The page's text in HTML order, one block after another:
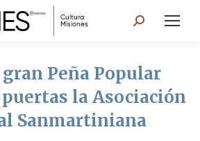
Search:
Peña Popular
la Asociación
Sanmartiniana